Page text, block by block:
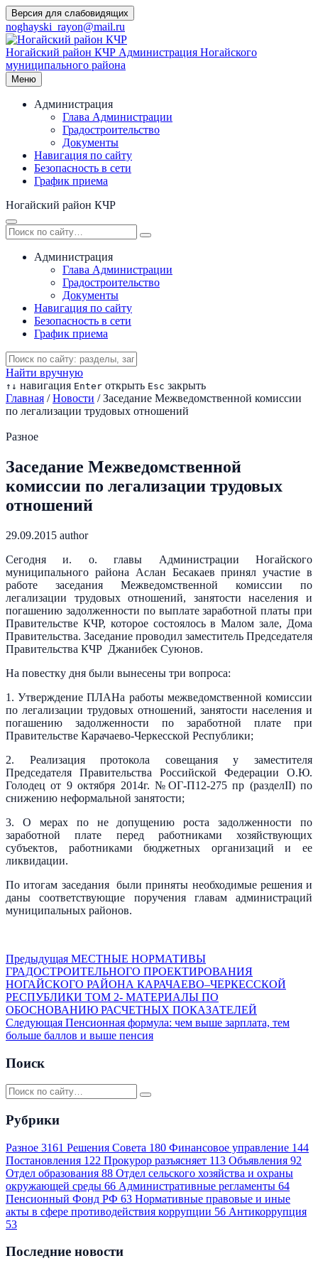
Перейти
к
содержимому
Версия для слабовидящих
noghayski_rayon@mail.ru
Ногайский район КЧР Администрация Ногайского
муниципального района
Меню
Администрация
Глава Администрации
Градостроительство
Документы
Навигация по сайту
Безопасность в сети
График приема
Ногайский район КЧР
Администрация
Глава Администрации
Градостроительство
Документы
Навигация по сайту
Безопасность в сети
График приема
Найти вручную
↑ ↓ навигация Enter открыть Esc закрыть
Главная / Новости / Заседание Межведомственной комиссии
по легализации трудовых отношений
Разное
Заседание Межведомственной
комиссии по легализации трудовых
отношений
29.09.2015 author
Сегодня и. о. главы Администрации Ногайского
муниципального района Аслан Бесакаев принял участие в
работе заседания Межведомственной комиссии по
легализации трудовых отношений, занятости населения и
погашению задолженности по выплате заработной платы при
Правительстве КЧР, которое состоялось в Малом зале, Дома
Правительства. Заседание проводил заместитель Председателя
Правительства КЧР Джанибек Суюнов.
На повестку дня были вынесены три вопроса:
1. Утверждение ПЛАНа работы межведомственной комиссии
по легализации трудовых отношений, занятости населения и
погашению задолженности по заработной плате при
Правительстве Карачаево-Черкесской Республики;
2. Реализация протокола совещания у заместителя
Председателя Правительства Российской Федерации О.Ю.
Голодец от 9 октября 2014г. №ОГ-П12-275 пр (разделII) по
снижению неформальной занятости;
3. О мерах по не допущению роста задолженности по
заработной плате перед работниками хозяйствующих
субъектов, работниками бюджетных организаций и ее
ликвидации.
По итогам заседания были приняты необходимые решения и
даны соответствующие поручения главам администраций
муниципальных районов.
Предыдущая МЕСТНЫЕ НОРМАТИВЫ
ГРАДОСТРОИТЕЛЬНОГО ПРОЕКТИРОВАНИЯ
НОГАЙСКОГО РАЙОНА КАРАЧАЕВО–ЧЕРКЕССКОЙ
РЕСПУБЛИКИ ТОМ 2- МАТЕРИАЛЫ ПО
ОБОСНОВАНИЮ РАСЧЕТНЫХ ПОКАЗАТЕЛЕЙ
Следующая Пенсионная формула: чем выше зарплата, тем
больше баллов и выше пенсия
Поиск
Рубрики
Разное 3161 Решения Совета 180 Финансовое управление 144
Постановления 122 Прокурор разъясняет 113 Объявления 92
Отдел образования 88 Отдел сельского хозяйства и охраны
окружающей среды 66 Административные регламенты 64
Пенсионный Фонд РФ 63 Нормативные правовые и иные
акты в сфере противодействия коррупции 56 Антикоррупция
53
Последние новости